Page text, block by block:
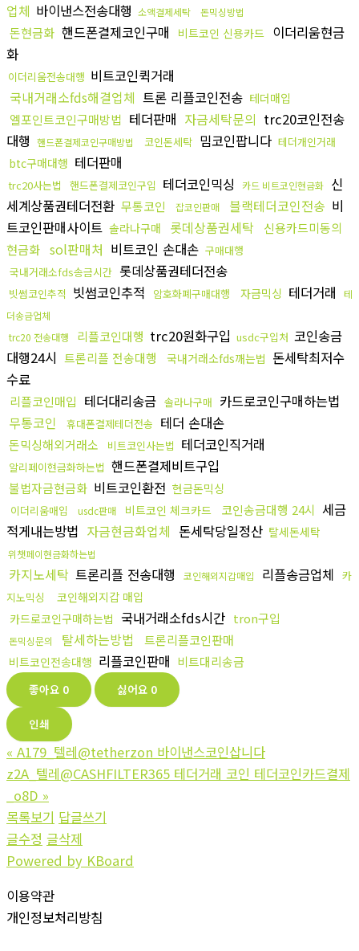
업체 바이낸스전송대행 소액결제세탁 돈믹싱방법
돈현금화 핸드폰결제코인구매 비트코인 신용카드 이더리움현금
화
이더리움전송대행 비트코인퀵거래
국내거래소fds해결업체 트론 리플코인전송 테더매입
엘포인트코인구매방법 테더판매 자금세탁문의 trc20코인전송
대행 핸드폰결제코인구매방법 코인돈세탁 밈코인팝니다 테더개인거래
btc구매대행 테더판매
trc20사는법 핸드폰결제코인구입 테더코인믹싱 카드 비트코인현금화 신
세계상품권테더전환 무통코인 잡코인판매 블랙테더코인전송 비
트코인판매사이트 솔라나구매 롯데상품권세탁
신용카드미동의
현금화 sol판매처 비트코인 손대손 구매대행
국내거래소fds송금시간 롯데상품권테더전송
빗썸코인추적 빗썸코인추적 암호화폐구매대행 자금믹싱 테더거래
테
더송금업체
trc20 전송대행
리플코인대행 trc20원화구입 usdc구입처 코인송금
대행24시 트론리플 전송대행 국내거래소fds깨는법 돈세탁최저수
수료
리플코인매입 테더대리송금 솔라나구매 카드로코인구매하는법
무통코인
휴대폰결제테더전송 테더 손대손
돈믹싱해외거래소 비트코인사는법 테더코인직거래
알리페이현금화하는법 핸드폰결제비트구입
불법자금현금화 비트코인환전 현금돈믹싱
이더리움매입 usdc판매 비트코인 체크카드 코인송금대행 24시 세금
적게내는방법 자금현금화업체 돈세탁당일정산 탈세돈세탁
위챗페이현금화하는법
카지노세탁 트론리플 전송대행 코인해외지갑매입 리플송금업체 카
지노믹싱
코인해외지갑 매입
카드로코인구매하는법 국내거래소fds시간 tron구입
돈믹싱문의 탈세하는방법 트론리플코인판매
비트코인전송대행 리플코인판매 비트대리송금
좋아요 0 싫어요 0
인쇄
« A179_텔레@tetherzon 바이낸스코인삽니다
z2A_텔레@CASHFILTER365 테더거래 코인 테더코인카드결제
_o8D »
목록보기 답글쓰기
글수정 글삭제
Powered by KBoard
이용약관
개인정보처리방침